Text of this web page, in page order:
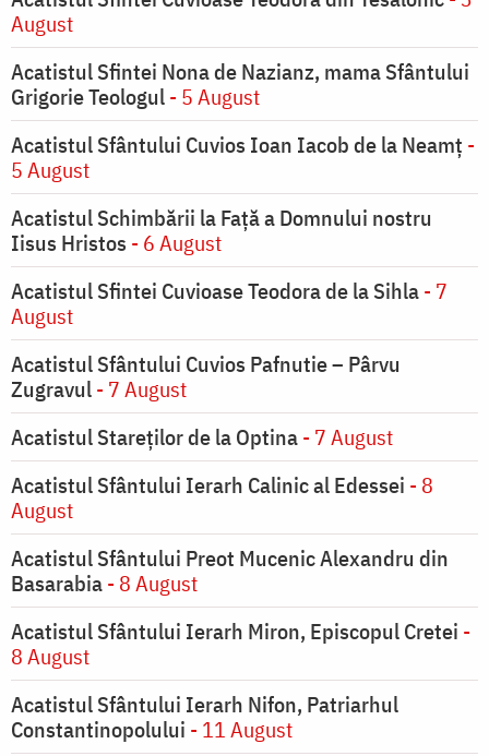
August
Acatistul Sfintei Nona de Nazianz, mama Sfântului
Grigorie Teologul- 5 August
Acatistul Sfântului Cuvios Ioan Iacob de la Neamț -
5 August
Acatistul Schimbării la Faţă a Domnului nostru
Iisus Hristos - 6 August
Acatistul Sfintei Cuvioase Teodora de la Sihla- 7
August
Acatistul Sfântului Cuvios Pafnutie – Pârvu
Zugravul- 7 August
Acatistul Stareţilor de la Optina- 7 August
Acatistul Sfântului Ierarh Calinic al Edessei - 8
August
Acatistul Sfântului Preot Mucenic Alexandru din
Basarabia- 8 August
Acatistul Sfântului Ierarh Miron, Episcopul Cretei -
8 August
Acatistul Sfântului Ierarh Nifon, Patriarhul
Constantinopolului - 11 August